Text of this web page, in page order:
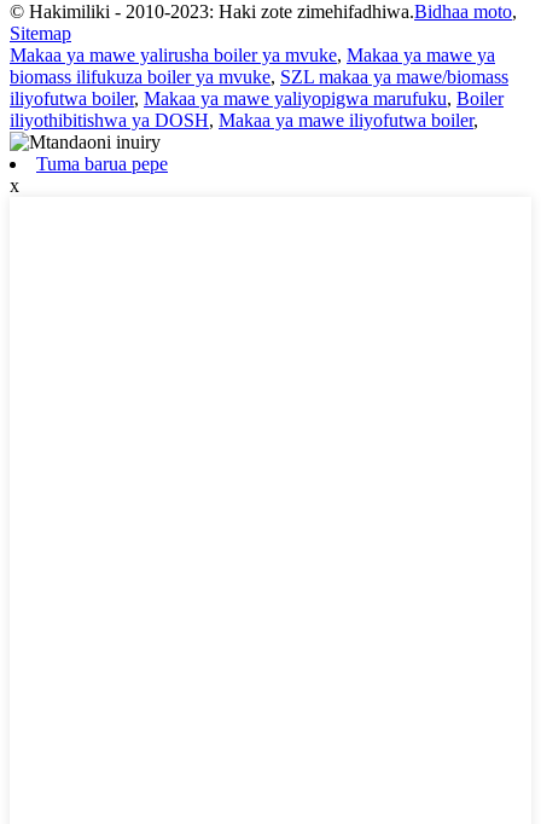
© Hakimiliki - 2010-2023: Haki zote zimehifadhiwa.Bidhaa moto,
Sitemap
Makaa ya mawe yalirusha boiler ya mvuke, Makaa ya mawe ya
biomass ilifukuza boiler ya mvuke, SZL makaa ya mawe/biomass
iliyofutwa boiler, Makaa ya mawe yaliyopigwa marufuku, Boiler
iliyothibitishwa ya DOSH, Makaa ya mawe iliyofutwa boiler,
Tuma barua pepe
x